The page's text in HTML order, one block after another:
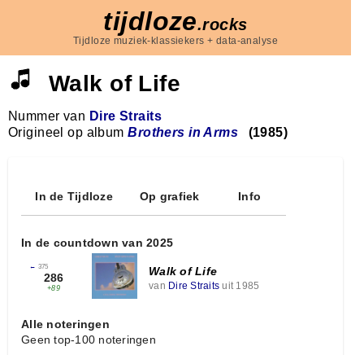
tijdloze.rocks
Tijdloze muziek-klassiekers + data-analyse
Walk of Life
Nummer van Dire Straits
Origineel op albumBrothers in Arms (1985)
In de Tijdloze Op grafiek Info
In de countdown van 2025
← 375
286
+89
Walk of Life
van Dire Straits uit 1985
Alle noteringen
Geen top-100 noteringen